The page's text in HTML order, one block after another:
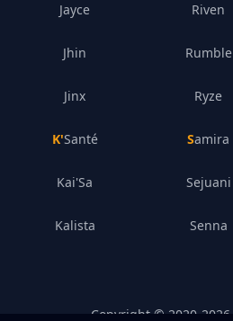
Jayce
Jhin
Jinx
K'Santé
Kai'Sa
Kalista
Riven
Rumble
Ryze
Samira
Sejuani
Senna
Copyright © 2020- 2026